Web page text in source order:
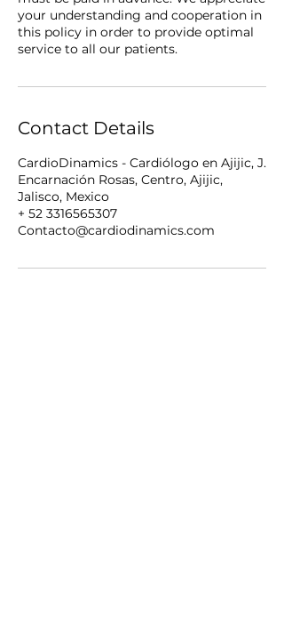
your understanding and cooperation in
this policy in order to provide optimal
service to all our patients.
Contact Details
CardioDinamics - Cardiólogo en Ajijic, J.
Encarnación Rosas, Centro, Ajijic,
Jalisco, Mexico
+ 52 3316565307
Contacto@cardiodinamics.com